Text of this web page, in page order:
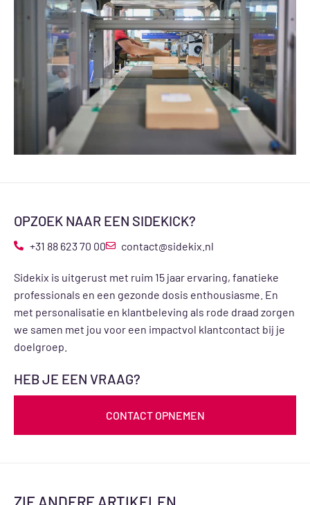
OPZOEK NAAR EEN SIDEKICK?
+31 88 623 70 00 contact@sidekix.nl
Sidekix is uitgerust met ruim 15 jaar ervaring, fanatieke
professionals en een gezonde dosis enthousiasme. En
met personalisatie en klantbeleving als rode draad zorgen
we samen met jou voor een impactvol klantcontact bij je
doelgroep.
HEB JE EEN VRAAG?
CONTACT OPNEMEN
ZIE ANDERE ARTIKELEN